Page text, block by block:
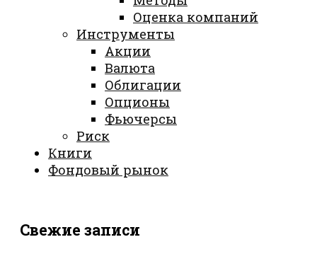
Оценка компаний
Инструменты
Акции
Валюта
Облигации
Опционы
Фьючерсы
Риск
Книги
Фондовый рынок
Свежие записи